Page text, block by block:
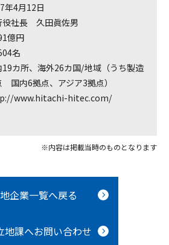
年4月12日
役社長 久田眞佐男
億円
名
19カ所、海外26カ国/地域（うち製造
国内6拠点、アジア3拠点）
www.hitachi-hitec.com/
※内容は掲載当時のものとなります
企業一覧へ戻る
地課へお問い合わせ